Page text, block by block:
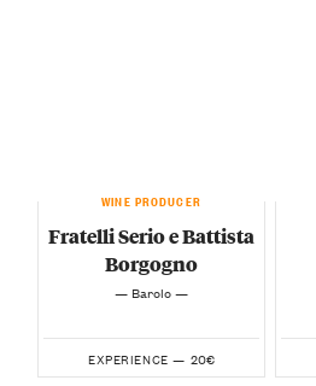
WINE PRODUCER
Fratelli Serio e Battista
Borgogno
— Barolo —
EXPERIENCE — 20€